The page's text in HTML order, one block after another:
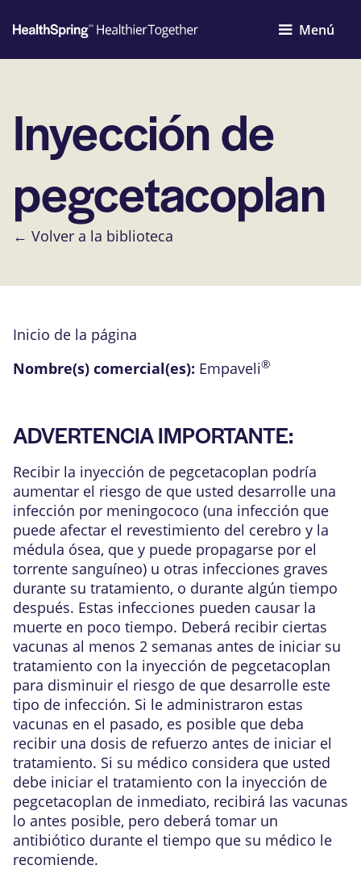
Menú
Inyección de
pegcetacoplan
← Volver a la biblioteca
Inicio de la página
Nombre(s) comercial(es): Empaveli®
ADVERTENCIA IMPORTANTE:
Recibir la inyección de pegcetacoplan podría
aumentar el riesgo de que usted desarrolle una
infección por meningococo (una infección que
puede afectar el revestimiento del cerebro y la
médula ósea, que y puede propagarse por el
torrente sanguíneo) u otras infecciones graves
durante su tratamiento, o durante algún tiempo
después. Estas infecciones pueden causar la
muerte en poco tiempo. Deberá recibir ciertas
vacunas al menos 2 semanas antes de iniciar su
tratamiento con la inyección de pegcetacoplan
para disminuir el riesgo de que desarrolle este
tipo de infección. Si le administraron estas
vacunas en el pasado, es posible que deba
recibir una dosis de refuerzo antes de iniciar el
tratamiento. Si su médico considera que usted
debe iniciar el tratamiento con la inyección de
pegcetacoplan de inmediato, recibirá las vacunas
lo antes posible, pero deberá tomar un
antibiótico durante el tiempo que su médico le
recomiende.